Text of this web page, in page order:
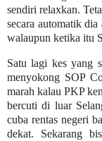
sendiri relaxkan.
secara automatik
walaupun ketika itu
Satu lagi kes yang
menyokong SOP
marah kalau PKP
bercuti di luar
cuba rentas negeri
dekat. Sekarang